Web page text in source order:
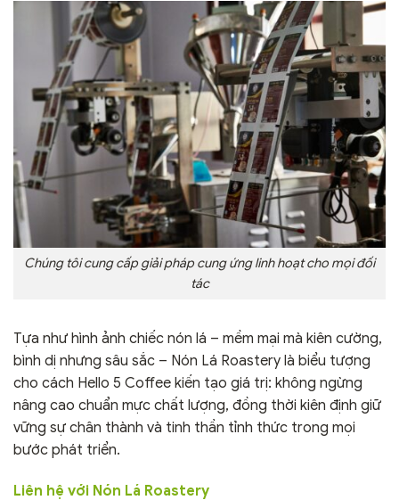
Chúng tôi cung cấp giải pháp cung ứng linh hoạt cho mọi đối
tác
Tựa như hình ảnh chiếc nón lá – mềm mại mà kiên cường,
bình dị nhưng sâu sắc – Nón Lá Roastery là biểu tượng
cho cách Hello 5 Coffee kiến tạo giá trị: không ngừng
nâng cao chuẩn mực chất lượng, đồng thời kiên định giữ
vững sự chân thành và tinh thần tỉnh thức trong mọi
bước phát triển.
Liên hệ với Nón Lá Roastery